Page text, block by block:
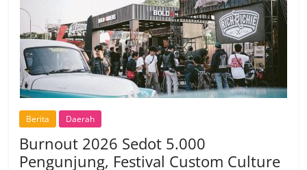
Berita Daerah
Burnout 2026 Sedot 5.000
Pengunjung, Festival Custom Culture